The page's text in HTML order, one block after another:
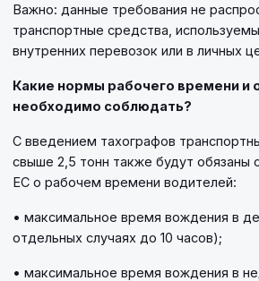
Важно: данные требования не
транспортные средства,
внутренних перевозок или в личных
Какие нормы рабочего времени и
необходимо соблюдать?
С введением тахографов
свыше 2,5 тонн также будут обязаны
ЕС о рабочем времени водителей:
• максимальное время вождения в
отдельных случаях до 10 часов);
• максимальное время вождения в